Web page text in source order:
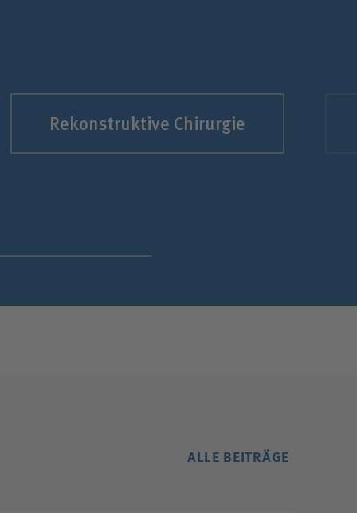
Rekonstruktive Chirurgie
ALLE BEITRÄGE